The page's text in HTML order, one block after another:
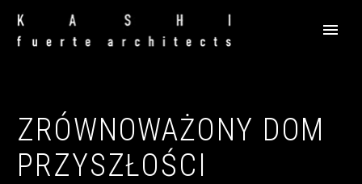
ZRÓWNOWAŻONY DOM
PRZYSZŁOŚCI